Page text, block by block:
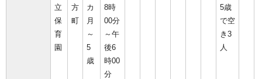
立
保
育
園
方
町
カ
月
～
5
歳
8時
00分
～午
後6
時00
分
5歳
で空
き3
人